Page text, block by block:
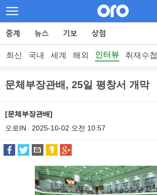
최신 국내 세계 해외 인터뷰 취재수첩
문체부장관배, 25일 평창서 개막
[문체부장관배]
오로IN
2025-10-02 오전 10:57